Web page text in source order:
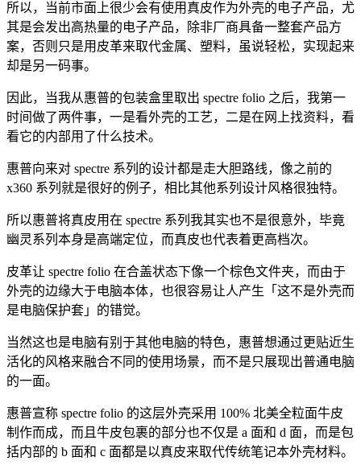
所以，当前市面上很少会有使用真皮作为外壳的电子产品，尤
其是会发出高热量的电子产品，除非厂商具备一整套产品方
案，否则只是用皮革来取代金属、塑料，虽说轻松，实现起来
却是另一码事。
因此，当我从惠普的包装盒里取出 spectre folio 之后，我第一
时间做了两件事，一是看外壳的工艺，二是在网上找资料，看
看它的内部用了什么技术。
惠普向来对 spectre 系列的设计都是走大胆路线，像之前的
x360 系列就是很好的例子，相比其他系列设计风格很独特。
所以惠普将真皮用在 spectre 系列我其实也不是很意外，毕竟
幽灵系列本身是高端定位，而真皮也代表着更高档次。
皮革让 spectre folio 在合盖状态下像一个棕色文件夹，而由于
外壳的边缘大于电脑本体，也很容易让人产生「这不是外壳而
是电脑保护套」的错觉。
当然这也是电脑有别于其他电脑的特色，惠普想通过更贴近生
活化的风格来融合不同的使用场景，而不是只展现出普通电脑
的一面。
惠普宣称 spectre folio 的这层外壳采用 100% 北美全粒面牛皮
制作而成，而且牛皮包裹的部分也不仅是 a 面和 d 面，而是包
括内部的 b 面和 c 面都是以真皮来取代传统笔记本外壳材料。